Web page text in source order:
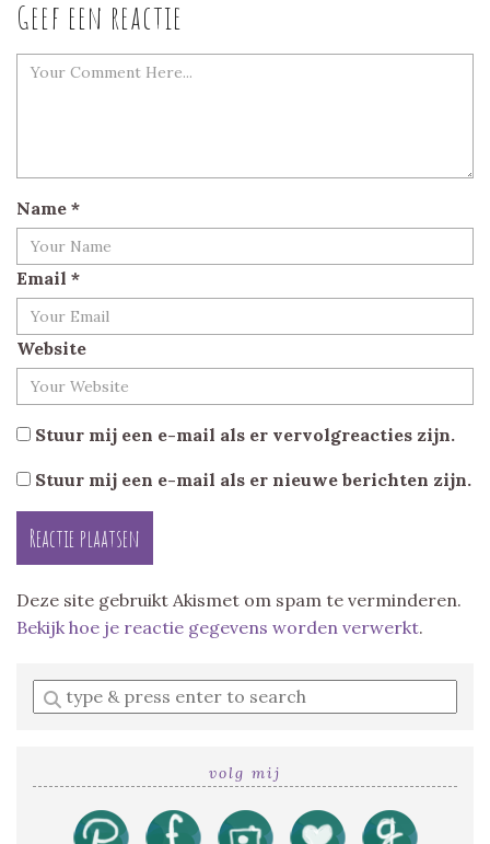
Geef een reactie
Name *
Email *
Website
Stuur mij een e-mail als er vervolgreacties zijn.
Stuur mij een e-mail als er nieuwe berichten zijn.
Deze site gebruikt Akismet om spam te verminderen.
Bekijk hoe je reactie gegevens worden verwerkt.
Enter
a
volg mij